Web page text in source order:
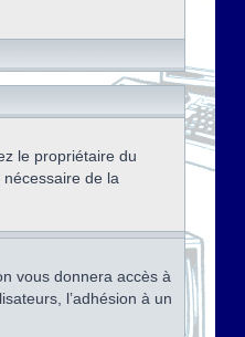
le propriétaire du
de la
vous donnera accès à
l’adhésion à un